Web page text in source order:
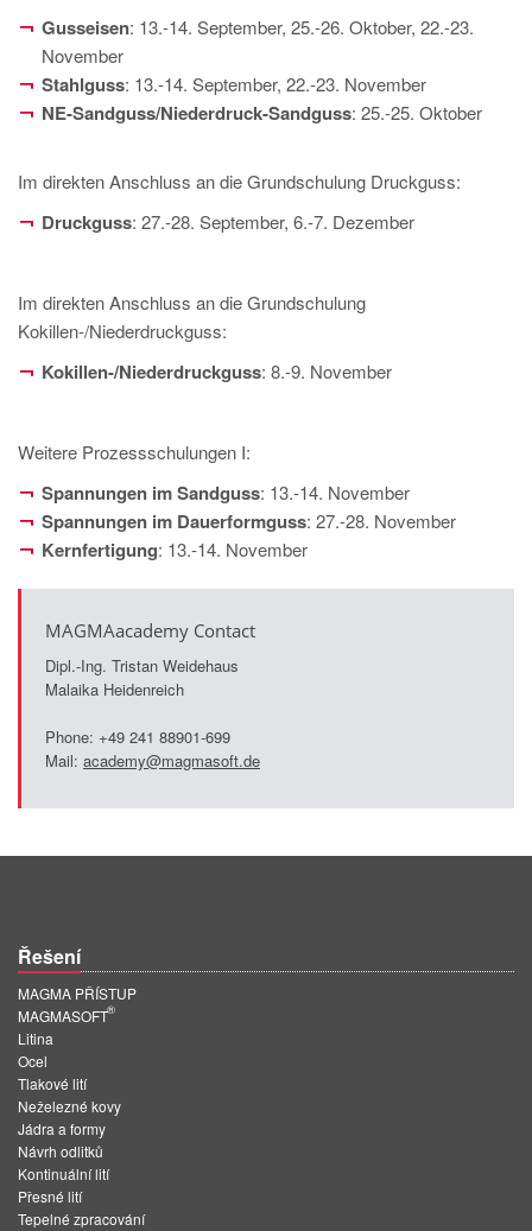
MAGMA Korea
EN
Gusseisen: 13.-14. September, 25.-26. Oktober, 22.-23.
November
Stahlguss: 13.-14. September, 22.-23. November
NE-Sandguss/Niederdruck-Sandguss: 25.-25. Oktober
Im direkten Anschluss an die Grundschulung Druckguss:
Druckguss: 27.-28. September, 6.-7. Dezember
Im direkten Anschluss an die Grundschulung
Kokillen-/Niederdruckguss:
Kokillen-/Niederdruckguss: 8.-9. November
Weitere Prozessschulungen I:
Spannungen im Sandguss: 13.-14. November
Spannungen im Dauerformguss: 27.-28. November
Kernfertigung: 13.-14. November
MAGMAacademy Contact
Dipl.-Ing. Tristan Weidehaus
Malaika Heidenreich
Phone: +49 241 88901-699
Mail: academy@magmasoft.de
Řešení
MAGMA PŘÍSTUP
MAGMASOFT
®
Litina
Ocel
Tlakové lití
Neželezné kovy
Jádra a formy
Návrh odlitků
Kontinuální lití
Přesné lití
Tepelné zpracování